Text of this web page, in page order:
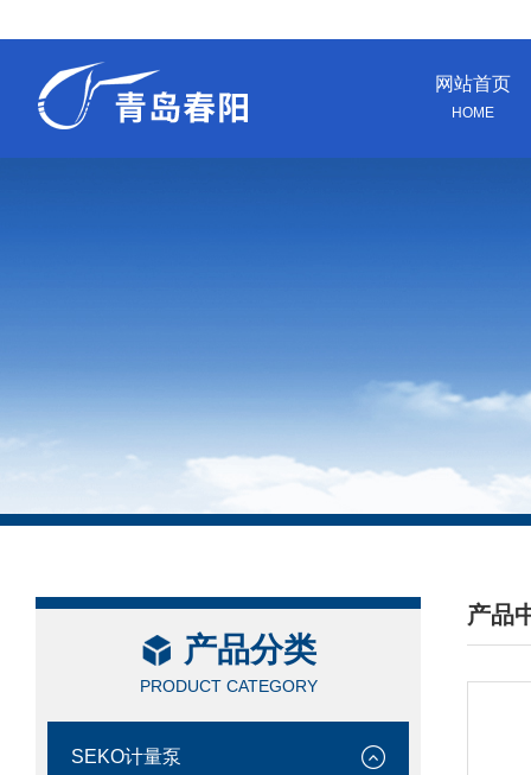
网站首页
HOME
产品分类
PRODUCT CATEGORY
SEKO计量泵
产品
/